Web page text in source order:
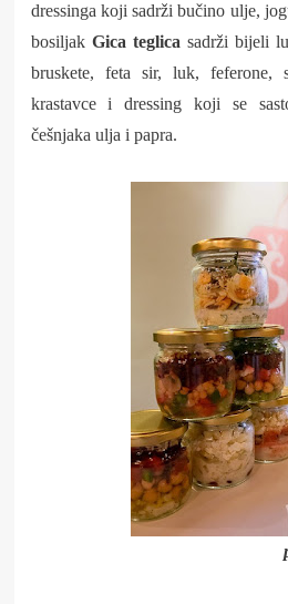
dressinga koji sadrži bučino ulje,
bosiljak Gica teglica sadrži bijeli
bruskete, feta sir, luk, feferone,
krastavce i dressing koji se
češnjaka ulja i papra.